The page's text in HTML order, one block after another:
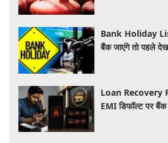
Bank Holiday
बैंक जाएंगे तो पहले
Loan Recovery
EMI डिफॉल्ट पर बैंक